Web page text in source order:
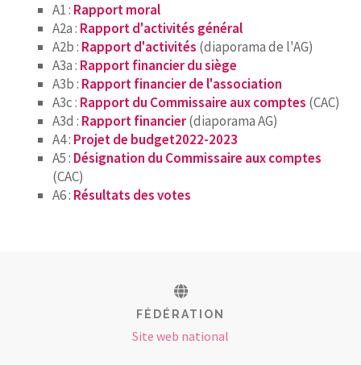
CONTACT
A1 : Rapport moral
A2a : Rapport d'activités général
A2b : Rapport d'activités (diaporama de l'AG)
A3a : Rapport financier du siège
A3b : Rapport financier de l'association
A3c : Rapport du Commissaire aux comptes (CAC)
A3d : Rapport financier(diaporama AG)
A4 : Projet de budget2022-2023
A5 : Désignation du Commissaire aux comptes
(CAC)
A6 : Résultats des votes
FÉDÉRATION
Site web national